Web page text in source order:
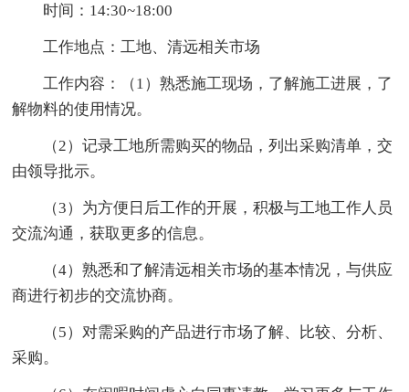
时间：14:30~18:00
工作地点：工地、清远相关市场
工作内容：（1）熟悉施工现场，了解施工进展，了
解物料的使用情况。
（2）记录工地所需购买的物品，列出采购清单，交
由领导批示。
（3）为方便日后工作的开展，积极与工地工作人员
交流沟通，获取更多的信息。
（4）熟悉和了解清远相关市场的基本情况，与供应
商进行初步的交流协商。
（5）对需采购的产品进行市场了解、比较、分析、
采购。